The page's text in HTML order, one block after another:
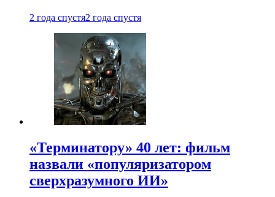
2 года спустя2 года спустя
«Терминатору» 40 лет: фильм
назвали «популяризатором
сверхразумного ИИ»